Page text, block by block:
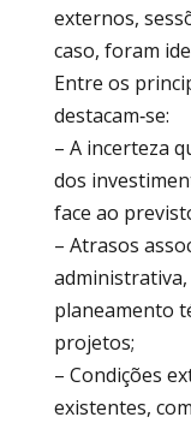
externos,
caso, foram
Entre os
destacam‑se:
– A incerteza
dos
face ao
– Atrasos
planeamento
projetos;
– Condições
existentes,